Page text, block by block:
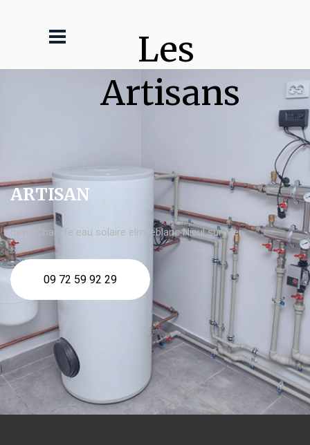
Les
Artisans
ARTISAN
devis Chauffe eau solaire elm leblanc Nieul sur Mer
09 72 59 92 29